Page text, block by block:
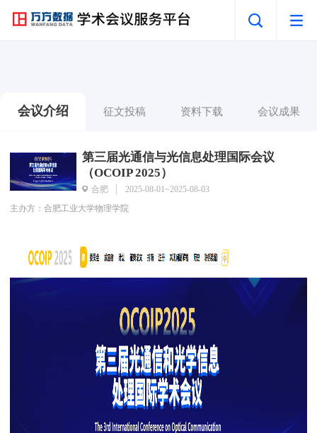
会议介绍 征文投稿 资料下载 会议成果
第三届光通信与光信息处理国际会议
（OCOIP 2025）
合肥
2025-08-01~2025-08-03
主办方：合肥工业大学物理学院